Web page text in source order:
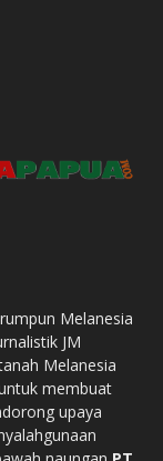
Melanesia
JM
Melanesia
membuat
upaya